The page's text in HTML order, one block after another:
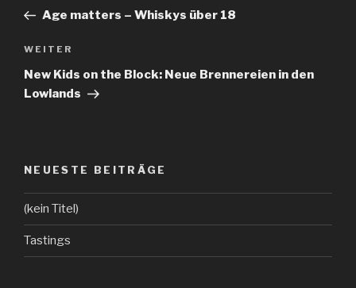
Beitrag
Age matters – Whiskys über 18
Nächster
Beitrag
WEITER
New Kids on the Block: Neue Brennereien in den
Lowlands
NEUESTE BEITRÄGE
(kein Titel)
Tastings